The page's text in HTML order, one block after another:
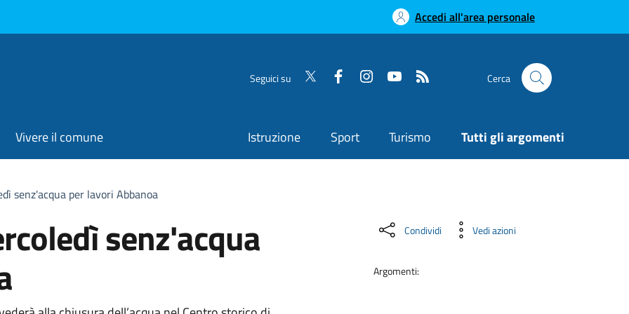
Accedi all'area personale
Seguici su Cerca
Vivere il comune Istruzione Sport Turismo Tutti gli argomenti
senz'acqua per lavori Abbanoa
senz'acqua Condividi Vedi azioni
Argomenti: